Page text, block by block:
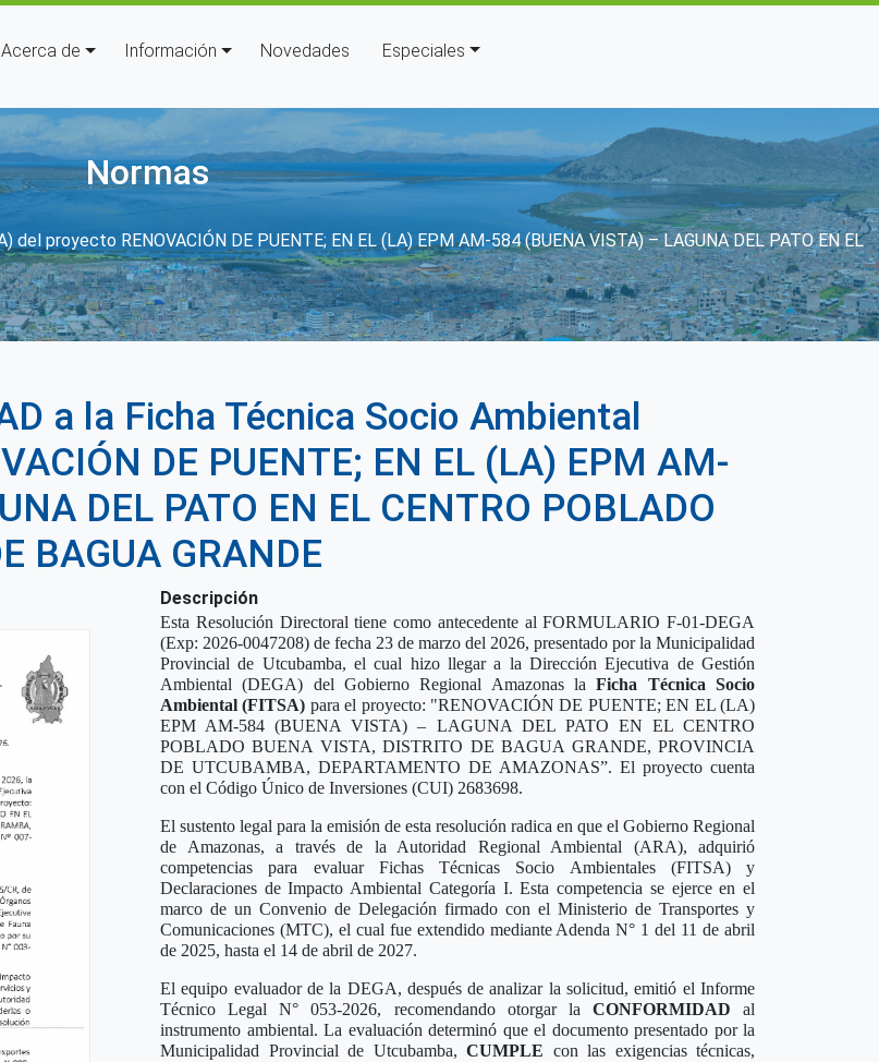
principal
Acerca de Información Novedades Especiales
Normas
proyecto RENOVACIÓN DE PUENTE; EN EL (LA) EPM AM-584 (BUENA VISTA) – LAGUNA DEL PATO EN EL
a la Ficha Técnica Socio Ambiental
DE PUENTE; EN EL (LA) EPM AM-
DEL PATO EN EL CENTRO POBLADO
BAGUA GRANDE
Descripción
Esta Resolución Directoral tiene como antecedente al FORMULARIO F-01-DEGA
(Exp: 2026-0047208) de fecha 23 de marzo del 2026, presentado por la Municipalidad
Provincial de Utcubamba, el cual hizo llegar a la Dirección Ejecutiva de Gestión
Ambiental (DEGA) del Gobierno Regional Amazonas laFicha Técnica Socio
Ambiental (FITSA) para el proyecto: "RENOVACIÓN DE PUENTE; EN EL (LA)
EPM AM-584 (BUENA VISTA) – LAGUNA DEL PATO EN EL CENTRO
POBLADO BUENA VISTA, DISTRITO DE BAGUA GRANDE, PROVINCIA
DE UTCUBAMBA, DEPARTAMENTO DE AMAZONAS”. El proyecto cuenta
con el Código Único de Inversiones (CUI) 2683698.
El sustento legal para la emisión de esta resolución radica en que el Gobierno Regional
de Amazonas, a través de la Autoridad Regional Ambiental (ARA), adquirió
competencias para evaluar Fichas Técnicas Socio Ambientales (FITSA) y
Declaraciones de Impacto Ambiental Categoría I. Esta competencia se ejerce en el
marco de un Convenio de Delegación firmado con el Ministerio de Transportes y
Comunicaciones (MTC), el cual fue extendido mediante Adenda N° 1 del 11 de abril
de 2025, hasta el 14 de abril de 2027.
El equipo evaluador de la DEGA, después de analizar la solicitud, emitió el Informe
Técnico Legal N° 053-2026, recomendando otorgar la CONFORMIDAD al
instrumento ambiental. La evaluación determinó que el documento presentado por la
Municipalidad Provincial de Utcubamba, CUMPLE con las exigencias técnicas,